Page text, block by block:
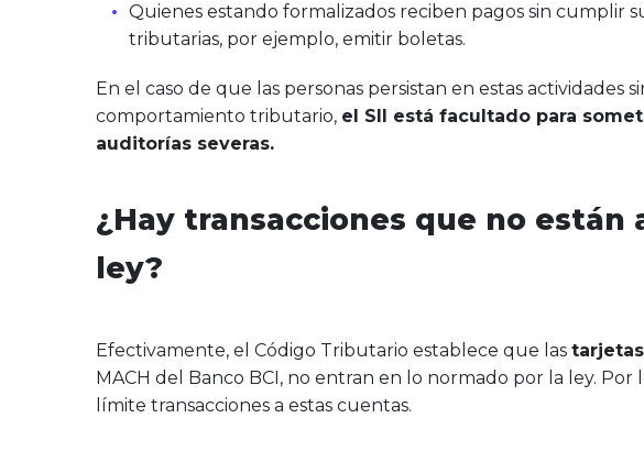
Quienes estando formalizados reciben pagos sin cumplir
tributarias, por ejemplo, emitir boletas.
En el caso de que las personas persistan en estas actividades
comportamiento tributario, el SII está facultado para
auditorías severas.
¿Hay transacciones que no están
ley?
Efectivamente, el Código Tributario establece que las
MACH del Banco BCI, no entran en lo normado por la ley. Por
límite transacciones a estas cuentas.